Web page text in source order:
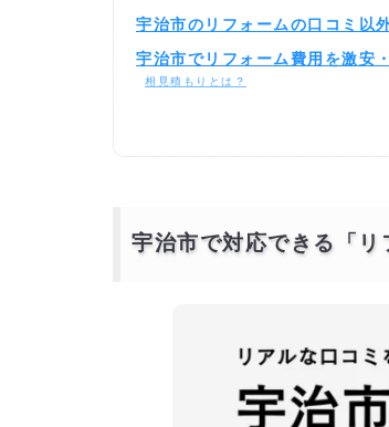
宇治市のリフォームの口コミ以
宇治市でリフォーム費用を激安
相見積もりとは？
宇治市で対応できる「リ